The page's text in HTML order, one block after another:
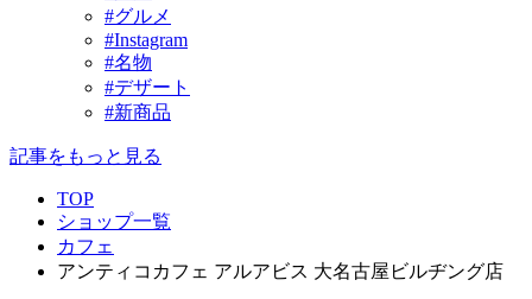
#グルメ
#Instagram
#名物
#デザート
#新商品
記事をもっと見る
TOP
ショップ一覧
カフェ
アンティコカフェ アルアビス 大名古屋ビルヂング店